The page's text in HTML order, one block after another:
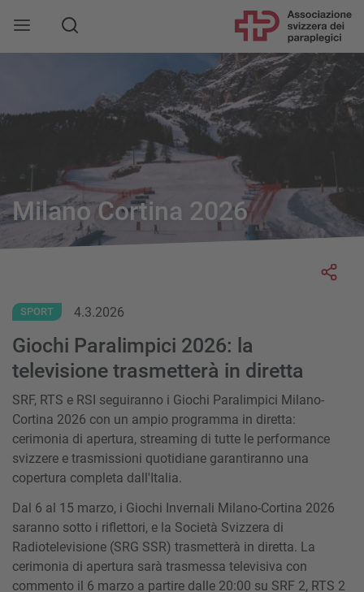
Milano Cortina 2026
SPORT 4.3.2026
Giochi Paralimpici 2026: la
televisione trasmetterà in diretta
SRF, RTS e RSI seguiranno i Giochi Paralimpici Milano-
Cortina 2026 con un ampio programma in diretta:
cerimonia di apertura, streaming di tutte le performance
svizzere e trasmissioni quotidiane garantiranno una
copertura completa dall'Italia.
Dal 6 al 15 marzo, i Giochi Invernali Milano-Cortina 2026
saranno sotto i riflettori, e la Società Svizzera di
Radiotelevisione (SRG SSR) trasmetterà in diretta. La
cerimonia di apertura sarà trasmessa televisiva con
commento il 6 marzo a partire dalle 20:00 su SRF 2, RTS 2